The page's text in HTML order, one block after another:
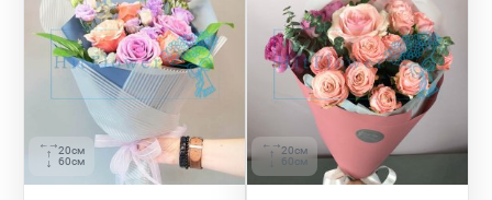
20см
60см
20см
60см